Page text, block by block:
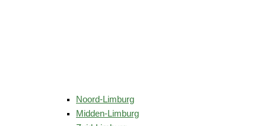
Noord-Limburg
Midden-Limburg